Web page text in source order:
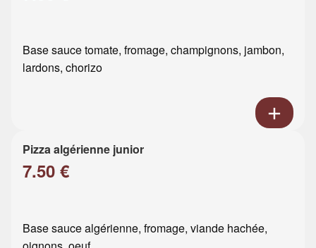
Base sauce tomate, fromage, champignons, jambon,
lardons, chorizo
Pizza algérienne junior
7.50 €
Base sauce algérienne, fromage, viande hachée,